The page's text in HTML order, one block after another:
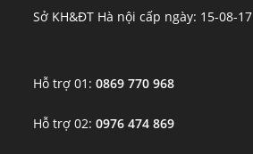
Sở KH&ĐT Hà nội cấp ngày: 15-08-17
Hỗ trợ 01:0869 770 968
Hỗ trợ 02:0976 474 869